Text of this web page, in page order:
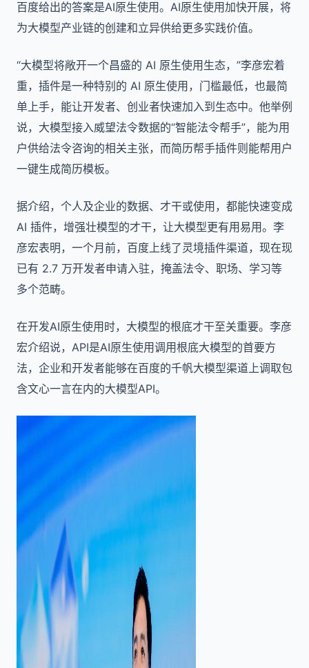
百度给出的答案是AI原生使用。AI原生使用加快开展，将
为大模型产业链的创建和立异供给更多实践价值。
“大模型将敞开一个昌盛的 AI 原生使用生态，”李彦宏着
重，插件是一种特别的 AI 原生使用，门槛最低，也最简
单上手，能让开发者、创业者快速加入到生态中。他举例
说，大模型接入威望法令数据的“智能法令帮手”，能为用
户供给法令咨询的相关主张，而简历帮手插件则能帮用户
一键生成简历模板。
据介绍，个人及企业的数据、才干或使用，都能快速变成
AI 插件，增强壮模型的才干，让大模型更有用易用。李
彦宏表明，一个月前，百度上线了灵境插件渠道，现在现
已有 2.7 万开发者申请入驻，掩盖法令、职场、学习等
多个范畴。
在开发AI原生使用时，大模型的根底才干至关重要。李彦
宏介绍说，API是AI原生使用调用根底大模型的首要方
法，企业和开发者能够在百度的千帆大模型渠道上调取包
含文心一言在内的大模型API。